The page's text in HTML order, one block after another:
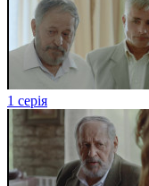
1 серія